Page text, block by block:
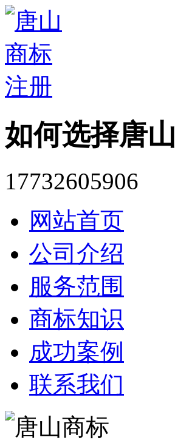
如何选择唐
17732605906
网站首页
公司介绍
服务范围
商标知识
成功案例
联系我们